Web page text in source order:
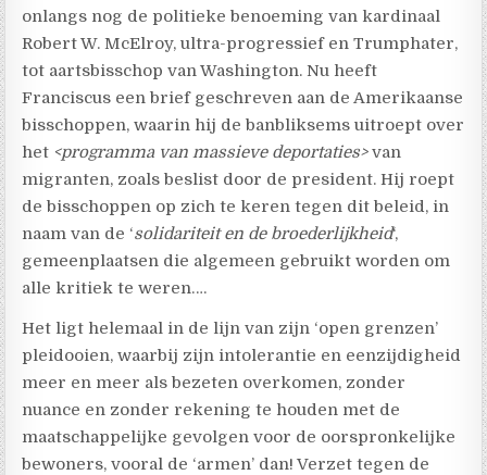
onlangs nog de politieke benoeming van kardinaal
Robert W. McElroy, ultra-progressief en Trumphater,
tot aartsbisschop van Washington. Nu heeft
Franciscus een brief geschreven aan de Amerikaanse
bisschoppen, waarin hij de banbliksems uitroept over
het <programma van massieve deportaties>van
migranten, zoals beslist door de president. Hij roept
de bisschoppen op zich te keren tegen dit beleid, in
naam van de ‘solidariteit en de broederlijkheid‘,
gemeenplaatsen die algemeen gebruikt worden om
alle kritiek te weren….
Het ligt helemaal in de lijn van zijn ‘open grenzen’
pleidooien, waarbij zijn intolerantie en eenzijdigheid
meer en meer als bezeten overkomen, zonder
nuance en zonder rekening te houden met de
maatschappelijke gevolgen voor de oorspronkelijke
bewoners, vooral de ‘armen’ dan! Verzet tegen de